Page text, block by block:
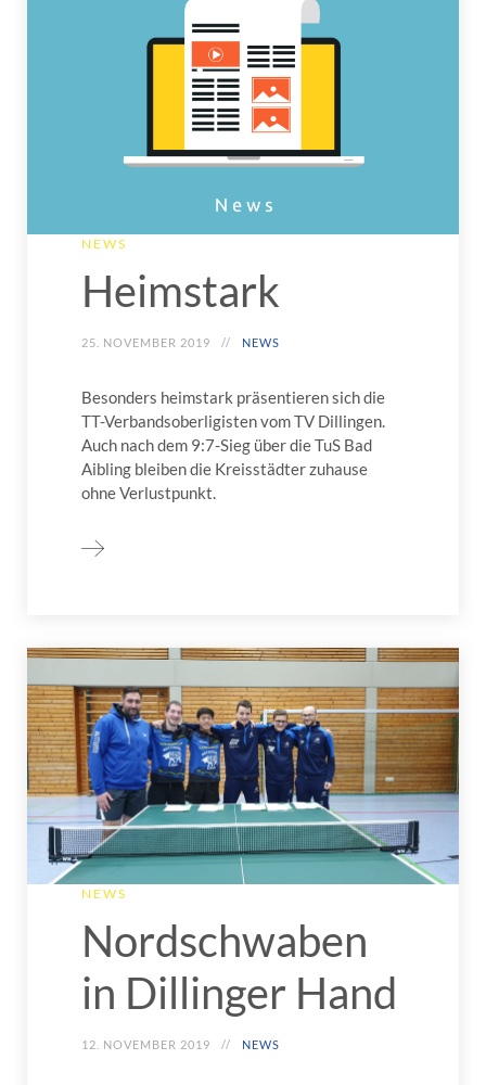
NEWS
Heimstark
25. NOVEMBER 2019 NEWS
Besonders heimstark präsentieren sich die
TT-Verbandsoberligisten vom TV Dillingen.
Auch nach dem 9:7-Sieg über die TuS Bad
Aibling bleiben die Kreisstädter zuhause
ohne Verlustpunkt.
NEWS
Nordschwaben
in Dillinger Hand
12. NOVEMBER 2019 NEWS